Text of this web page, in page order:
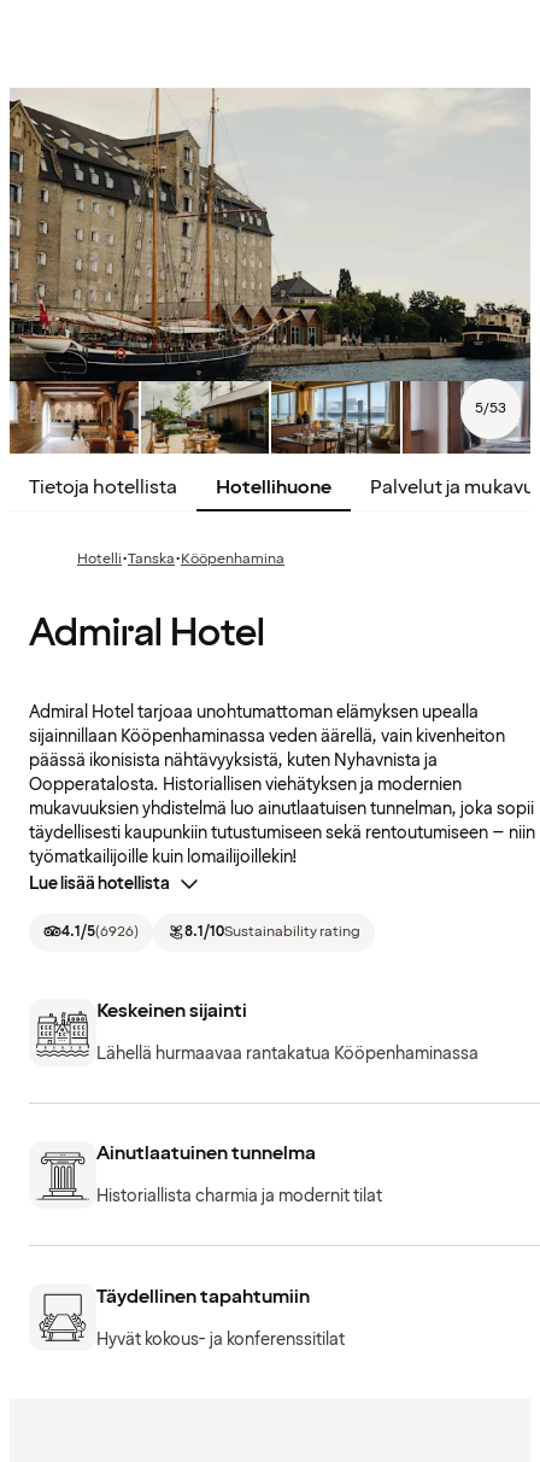
5/53
Tietoja hotellista Hotellihuone Palvelut ja
Hotelli·Tanska·Kööpenhamina
Admiral Hotel
Admiral Hotel tarjoaa unohtumattoman elämyksen upealla
sijainnillaan Kööpenhaminassa veden äärellä, vain kivenheiton
päässä ikonisista nähtävyyksistä, kuten Nyhavnista ja
Oopperatalosta. Historiallisen viehätyksen ja modernien
mukavuuksien yhdistelmä luo ainutlaatuisen tunnelman, joka sopii
täydellisesti kaupunkiin tutustumiseen sekä rentoutumiseen – niin
työmatkailijoille kuin lomailijoillekin!
Lue lisää hotellista
4.1/5(6926) 8.1/10Sustainability rating
Keskeinen sijainti
Lähellä hurmaavaa rantakatua Kööpenhaminassa
Ainutlaatuinen tunnelma
Historiallista charmia ja modernit tilat
Täydellinen tapahtumiin
Hyvät kokous- ja konferenssitilat